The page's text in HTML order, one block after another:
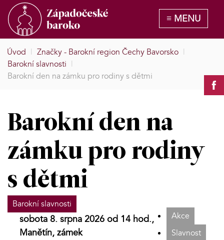
Úvod | Značky - Barokní region Čechy Bavorsko |
Barokní slavnosti |
Barokní den na zámku pro rodiny s dětmi
Barokní den na
zámku pro rodiny
s dětmi
Barokní slavnosti
Akce
Slavnost
sobota 8. srpna 2026 od 14 hod.,
Manětín, zámek